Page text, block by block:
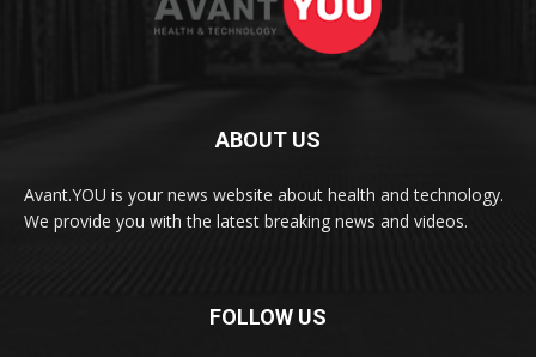
ABOUT US
Avant.YOU is your news website about health and technology.
We provide you with the latest breaking news and videos.
FOLLOW US